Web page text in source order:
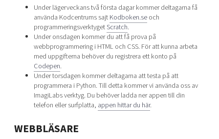
LocationsUnder lägerveckans två första dagar kommer deltagarna få
använda Kodcentrums sajtKodboken.seoch
programmeringsverktygetScratch.
Under onsdagen kommer du att få prova på
webbprogrammering i HTML och CSS. För att kunna arbeta
med uppgifterna behöver du registrera ett konto på
Codepen.
Under torsdagen kommer deltagarna att testa på att
programmera i Python. Till detta kommer vi använda oss av
ImagiLabs verktyg. Du behöver ladda ner appen till din
telefon eller surfplatta, appen hittar du här.
WEBBLÄSARE